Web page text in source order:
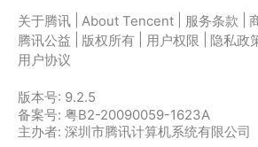
关于腾讯 About Tencent 服务条款
腾讯公益
版权所有 用户权限 隐私政
用户协议
版本号: 9.2.5
备案号: 粤B2-20090059-1623A
主办者: 深圳市腾讯计算机系统有限公司